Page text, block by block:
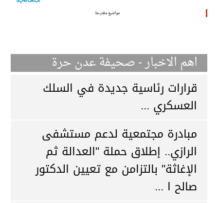
مواضيع مقترحة
اهم الاخبار - صحيفة عدن حرة
قرارات رئاسية جديدة في السلك
العسكري ...
مبادرة مجتمعية لدعم مستشفى
الرازي.. إطلاق حملة "العدالة ثم
الإغاثة" بالتزامن مع تعيين الدكتور
صالح ا ...